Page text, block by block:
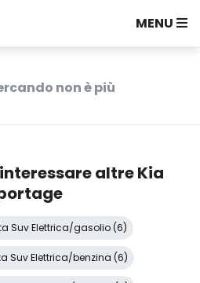
MENU
non è più
altre Kia
Suv Elettrica/gasolio (6)
Suv Elettrica/benzina (6)